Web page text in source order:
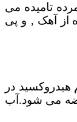
تامیده می
از آهک ‚ و پی
در
می شود.آب